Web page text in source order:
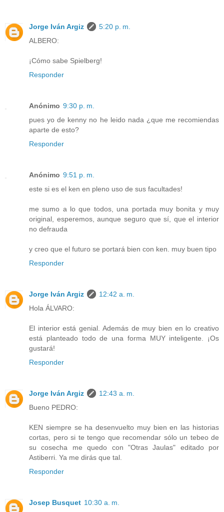
Jorge Iván Argiz
5:20 p. m.
ALBERO:
¡Cómo sabe Spielberg!
Responder
Anónimo 9:30 p. m.
pues yo de kenny no he leido nada ¿que me recomiendas
aparte de esto?
Responder
Anónimo 9:51 p. m.
este si es el ken en pleno uso de sus facultades!
me sumo a lo que todos, una portada muy bonita y muy
original, esperemos, aunque seguro que sí, que el interior
no defrauda
y creo que el futuro se portará bien con ken. muy buen tipo
Responder
Jorge Iván Argiz
12:42 a. m.
Hola ÁLVARO:
El interior está genial. Además de muy bien en lo creativo
está planteado todo de una forma MUY inteligente. ¡Os
gustará!
Responder
Jorge Iván Argiz
12:43 a. m.
Bueno PEDRO:
KEN siempre se ha desenvuelto muy bien en las historias
cortas, pero si te tengo que recomendar sólo un tebeo de
su cosecha me quedo con "Otras Jaulas" editado por
Astiberri. Ya me dirás que tal.
Responder
Josep Busquet 10:30 a. m.